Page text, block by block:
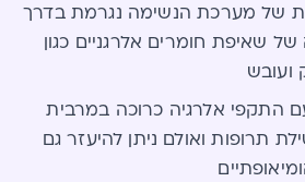
של מערכת הנשימה נגרמת בדרך
שאיפת חומרים אלרגניים כגון
ועובש
התקפי אלרגיה כרוכה במרבית
תרופות ואולם ניתן להיעזר גם